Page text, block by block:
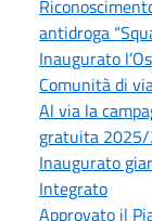
antidroga
Inaugurato
Comunità di
Al via la
gratuita
Inaugurato
Integrato
Approvato il